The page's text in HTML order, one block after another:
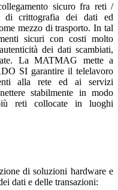
sicuro fra reti /
di crittografia dei dati ed
mezzo di trasporto. In tal
sicuri con costi molto
dei dati scambiati,
La MATMAG mette a
SI garantire il telelavoro
alla rete ed ai servizi
stabilmente in modo
reti collocate in luoghi
di soluzioni hardware e
dati e delle transazioni: